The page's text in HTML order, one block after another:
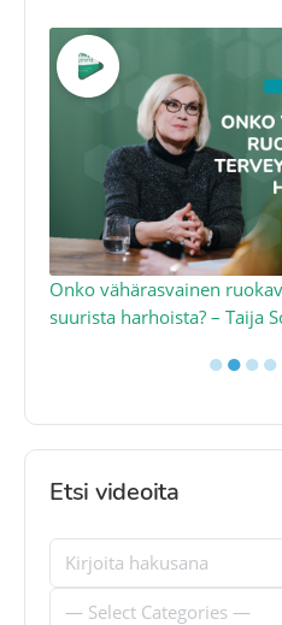
Onko vähärasvainen
suurista harhoista? – Taija
●●●●
Etsi videoita